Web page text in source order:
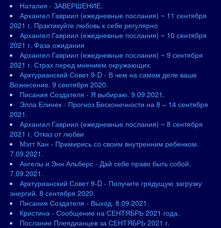
Наталия - ЗАВЕРШЕНИЕ.
Архангел Гавриил (ежедневные послания) ~ 11 сентября
2021 г. Практикуйте любовь к себе регулярно
Архангел Гавриил (ежедневные послания) ~ 10 сентября
2021 г. Фаза ожидания
Архангел Гавриил (ежедневные послания) ~ 9 сентября
2021 г. Страх перед мнением окружающих
Арктурианский Совет 9-D - В чем на самом деле ваше
Вознесение. 9 сентября 2020.
Писания Создателя - Я выбираю. 9.09.2021.
Элла Елинек - Прогноз Бесконечности на 8 – 14 сентября
2021.
Архангел Гавриил (ежедневные послания) ~ 8 сентября
2021 г. Отказ от любви
Мэтт Кан - Примирись со своим внутренним ребенком.
7.09.2021.
Ангелы и Энн Альберс - Дай себе право быть собой.
7.09.2021.
Арктурианский Совет 9-D - Получите грядущую загрузку
энергий. 8 сентября 2020.
Писания Создателя - Выход. 8.09.2021.
Кристина - Сообщение на СЕНТЯБРЬ 2021 года.
Послание Плеядианцев за СЕНТЯБРЬ 2021 г.